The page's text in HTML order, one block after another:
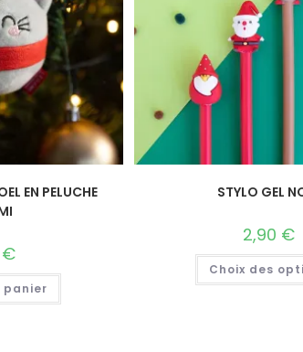
EN PELUCHE
€
panier
STYLO GEL
2,90 €
Choix des